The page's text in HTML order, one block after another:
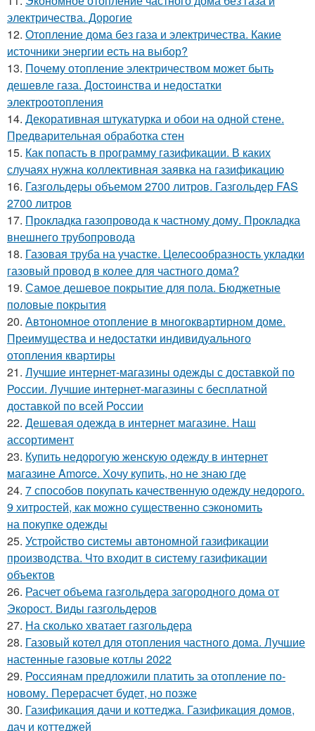
электричества. Дорогие
12. Отопление дома без газа и электричества. Какие
источники энергии есть на выбор?
13. Почему отопление электричеством может быть
дешевле газа. Достоинства и недостатки
электроотопления
14. Декоративная штукатурка и обои на одной стене.
Предварительная обработка стен
15. Как попасть в программу газификации. В каких
случаях нужна коллективная заявка на газификацию
16. Газгольдеры объемом 2700 литров. Газгольдер FAS
2700 литров
17. Прокладка газопровода к частному дому. Прокладка
внешнего трубопровода
18. Газовая труба на участке. Целесообразность укладки
газовый провод в колее для частного дома?
19. Самое дешевое покрытие для пола. Бюджетные
половые покрытия
20. Автономное отопление в многоквартирном доме.
Преимущества и недостатки индивидуального
отопления квартиры
21. Лучшие интернет-магазины одежды с доставкой по
России. Лучшие интернет-магазины с бесплатной
доставкой по всей России
22. Дешевая одежда в интернет магазине. Наш
ассортимент
23. Купить недорогую женскую одежду в интернет
магазине Amorce. Хочу купить, но не знаю где
24. 7 способов покупать качественную одежду недорого.
9 хитростей, как можно существенно сэкономить
на покупке одежды
25. Устройство системы автономной газификации
производства. Что входит в систему газификации
объектов
26. Расчет объема газгольдера загородного дома от
Экорост. Виды газгольдеров
27. На сколько хватает газгольдера
28. Газовый котел для отопления частного дома. Лучшие
настенные газовые котлы 2022
29. Россиянам предложили платить за отопление по-
новому. Перерасчет будет, но позже
30. Газификация дачи и коттеджа. Газификация домов,
дач и коттеджей